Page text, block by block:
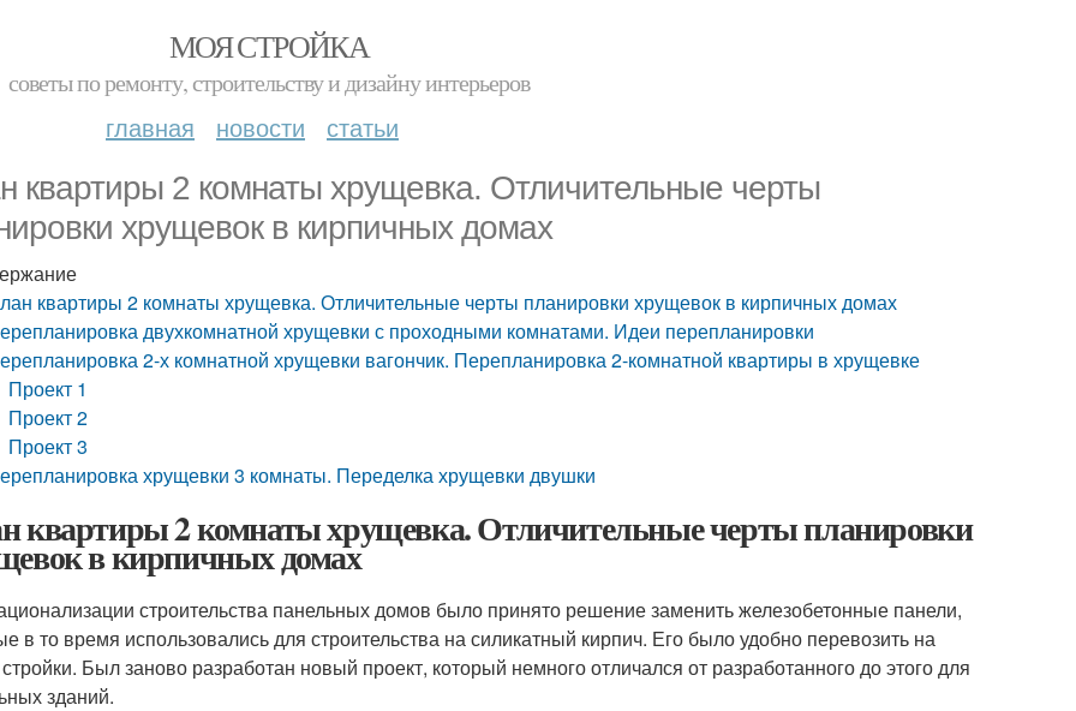
МОЯ СТРОЙКА
советы по ремонту, строительству и дизайну интерьеров
главная новости статьи
квартиры 2 комнаты хрущевка. Отличительные черты
хрущевок в кирпичных домах
квартиры 2 комнаты хрущевка. Отличительные черты планировки хрущевок в кирпичных домах
двухкомнатной хрущевки с проходными комнатами. Идеи перепланировки
2-х комнатной хрущевки вагончик. Перепланировка 2-комнатной квартиры в хрущевке
Проект 1
Проект 2
Проект 3
хрущевки 3 комнаты. Переделка хрущевки двушки
квартиры 2 комнаты хрущевка. Отличительные черты планировки
в кирпичных домах
строительства панельных домов было принято решение заменить железобетонные панели,
в то время использовались для строительства на силикатный кирпич. Его было удобно перевозить на
Был заново разработан новый проект, который немного отличался от разработанного до этого для
зданий.